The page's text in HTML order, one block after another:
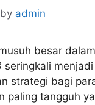
by admin
besar dalam
seringkali
strategi bagi
paling tangguh